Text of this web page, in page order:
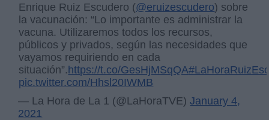
Enrique Ruiz Escudero (@eruizescudero) sobre
la vacunación: “Lo importante es administrar la
vacuna. Utilizaremos todos los recursos,
públicos y privados, según las necesidades que
vayamos requiriendo en cada
situación”.https://t.co/GesHjMSqQA
pic.twitter.com/Hhsl20IWMB
— La Hora de La 1 (@LaHoraTVE)January 4,
2021